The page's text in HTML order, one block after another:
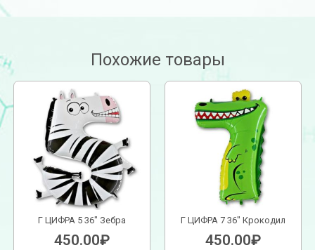
Похожие товары
Г ЦИФРА 5 36″ Зебра
450.00₽
Г ЦИФРА 7 36″ Крокодил
450.00₽